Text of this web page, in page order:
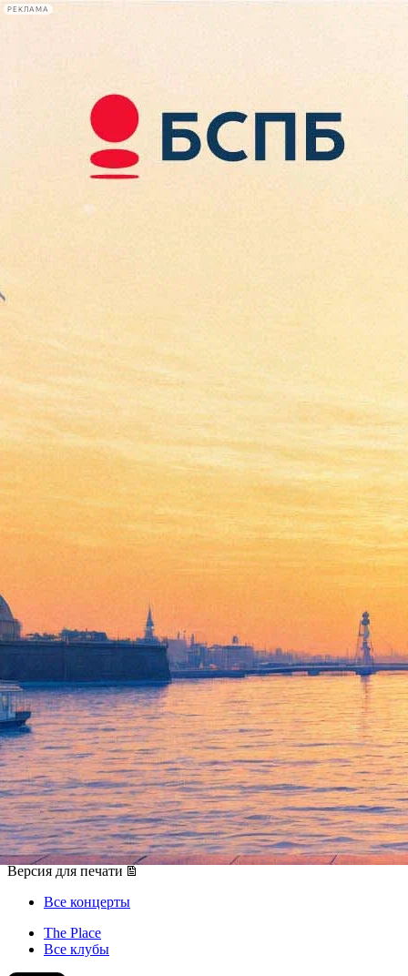
РЕКЛАМА
Сегодня:
2026.08.10
12:24
Афиша Plus
Алексей Румянцев
представит
«пионерлагерную» акустику
23 февраля 2017, четверг,20.00
Версия для печати
Все концерты
The Place
Все клубы